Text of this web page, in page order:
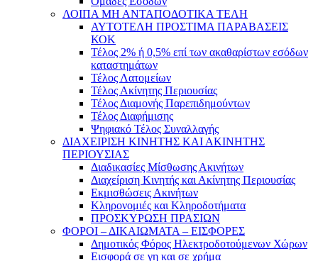
ΛΟΙΠΑ ΜΗ ΑΝΤΑΠΟΔΟΤΙΚΑ ΤΕΛΗ
ΑΥΤΟΤΕΛΗ ΠΡΟΣΤΙΜΑ ΠΑΡΑΒΑΣΕΙΣ
ΚΟΚ
Τέλος 2% ή 0,5% επί των ακαθαρίστων εσόδων
καταστημάτων
Τέλος Λατομείων
Τέλος Ακίνητης Περιουσίας
Τέλος Διαμονής Παρεπιδημούντων
Τέλος Διαφήμισης
Ψηφιακό Τέλος Συναλλαγής
ΔΙΑΧΕΙΡΙΣΗ ΚΙΝΗΤΗΣ ΚΑΙ ΑΚΙΝΗΤΗΣ
ΠΕΡΙΟΥΣΙΑΣ
Διαδικασίες Μίσθωσης Ακινήτων
Διαχείριση Κινητής και Ακίνητης Περιουσίας
Εκμισθώσεις Ακινήτων
Κληρονομιές και Κληροδοτήματα
ΠΡΟΣΚΥΡΩΣΗ ΠΡΑΣΙΩΝ
ΦΟΡΟΙ – ΔΙΚΑΙΩΜΑΤΑ – ΕΙΣΦΟΡΕΣ
Δημοτικός Φόρος Ηλεκτροδοτούμενων Χώρων
Εισφορά σε γη και σε χρήμα